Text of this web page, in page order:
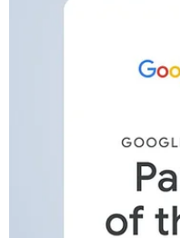
gian làm việc hiện đại
mạnh của dữ liệu. Với